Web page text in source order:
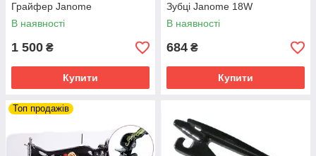
Грайфер Janome
В наявності
1 500 ₴
Купити
Зубці Janome 18W
В наявності
684 ₴
Купити
Топ продажів